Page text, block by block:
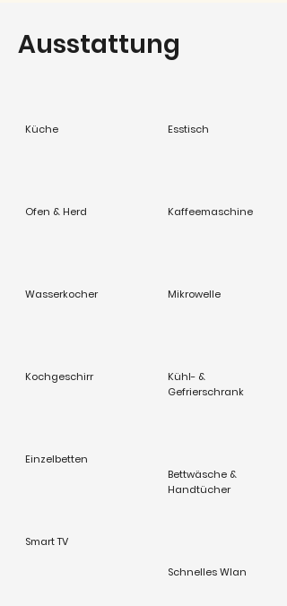
Ausstattung
Küche
Ofen & Herd
Wasserkocher
Kochgeschirr
Einzelbetten
Smart TV
Esstisch
Kaffeemaschine
Mikrowelle
Kühl- &
Gefrierschrank
Bettwäsche &
Handtücher
Schnelles Wlan